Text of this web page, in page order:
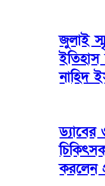
জুলাই
ইতিহাস
নাহিদ
ড্যাবের
করলেন